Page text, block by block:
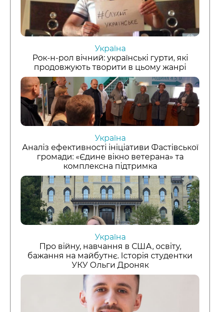
Україна
Рок-н-рол вічний: українські гурти, які
продовжують творити в цьому жанрі
Україна
Аналіз ефективності ініціативи Фастівської
громади: «Єдине вікно ветерана» та
комплексна підтримка
Україна
Про війну, навчання в США, освіту,
бажання на майбутнє. Історія студентки
УКУ Ольги Дроняк